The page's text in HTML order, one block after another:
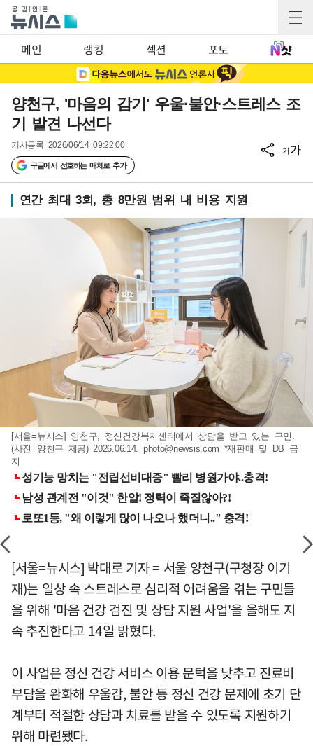
메인 랭킹 섹션 포토
양천구, '마음의 감기' 우울·불안·스트레스 조
기 발견 나선다
기사등록 2026/06/14 09:22:00
구글에서 선호하는 매체로 추가
가가
연간 최대 3회, 총 8만원 범위 내 비용 지원
[서울=뉴시스] 양천구, 정신건강복지센터에서 상담을 받고 있는 구민.
(사진=양천구 제공) 2026.06.14. photo@newsis.com *재판매 및 DB 금
지
[서울=뉴시스] 박대로 기자 = 서울 양천구(구청장 이기
재)는 일상 속 스트레스로 심리적 어려움을 겪는 구민들
을 위해 '마음 건강 검진 및 상담 지원 사업'을 올해도 지
속 추진한다고 14일 밝혔다.
이 사업은 정신 건강 서비스 이용 문턱을 낮추고 진료비
부담을 완화해 우울감, 불안 등 정신 건강 문제에 초기 단
계부터 적절한 상담과 치료를 받을 수 있도록 지원하기
위해 마련됐다.